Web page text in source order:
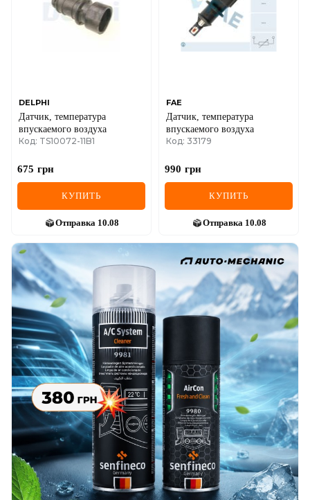
DELPHI
Датчик, температура
впускаемого воздуха
Код: TS10072-11B1
675 грн
КУПИТЬ
Отправка 10.08
FAE
Датчик, температура
впускаемого воздуха
Код: 33179
990 грн
КУПИТЬ
Отправка 10.08